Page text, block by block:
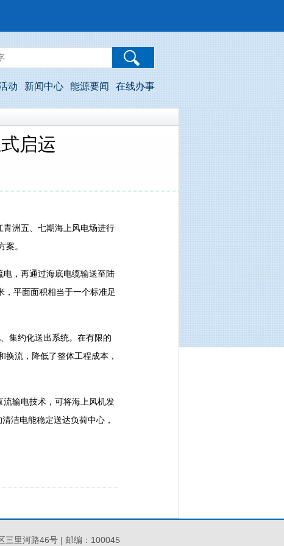
动 新闻中心 能源要闻 在线办事
启运
洲五、七期海上风电场进行
。
，再通过海底电缆输送至陆
，平面面积相当于一个标准足
集约化送出系统。在有限的
流，降低了整体工程成本，
输电技术，可将海上风机发
洁电能稳定送达负荷中心，